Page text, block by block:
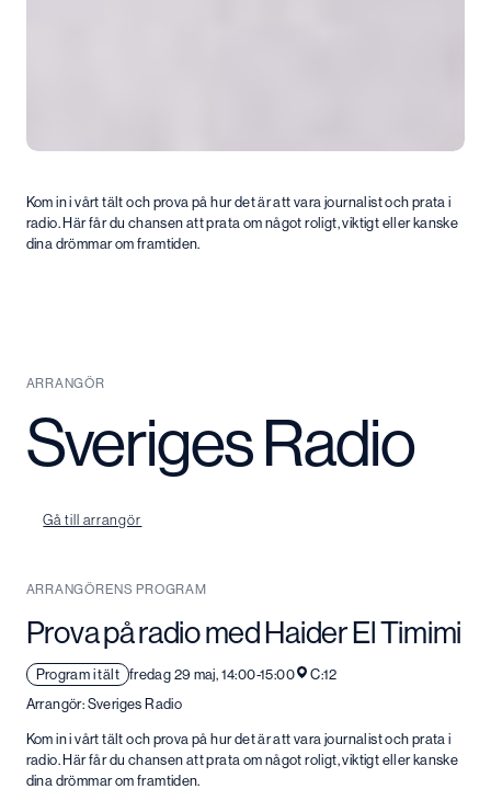
Kom in i vårt tält och prova på hur det är att vara journalist och prata i
radio. Här får du chansen att prata om något roligt, viktigt eller kanske
dina drömmar om framtiden.
ARRANGÖR
Sveriges Radio
Gå till arrangör
ARRANGÖRENS PROGRAM
Prova på radio med Haider El Timimi
Program i tält fredag 29 maj, 14:00-15:00
C:12
Arrangör: Sveriges Radio
Kom in i vårt tält och prova på hur det är att vara journalist och prata i
radio. Här får du chansen att prata om något roligt, viktigt eller kanske
dina drömmar om framtiden.